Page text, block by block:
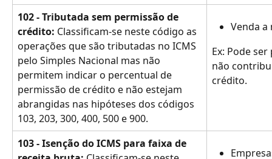
102 - Tributada sem permissão de
crédito: Classificam-se neste código as
operações que são tributadas no ICMS
pelo Simples Nacional mas não
permitem indicar o percentual de
permissão de crédito e não estejam
abrangidas nas hipóteses dos códigos
103, 203, 300, 400, 500 e 900.
Venda
Ex: Pode
não
crédito.
103 - Isenção do ICMS para faixa de